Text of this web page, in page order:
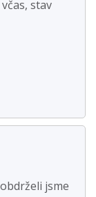
stav
jsme